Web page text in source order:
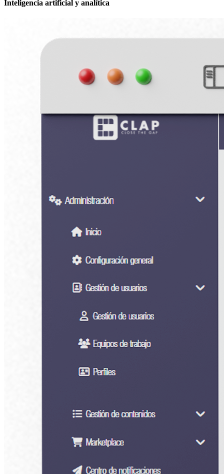
Inteligencia artificial y analítica